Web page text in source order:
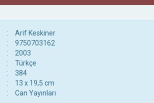
:
Arif Keskiner
:
9750703162
:
2003
:
Türkçe
:
384
:
13 x 19,5 cm
: Can Yayınları